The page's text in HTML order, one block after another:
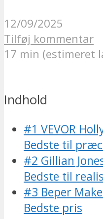
12/09/2025
Tilføj kommentar
17 min (estimeret
Indhold
#1 VEVOR
Bedste til
#2 Gillian
Bedste til
#3 Beper
Bedste pris